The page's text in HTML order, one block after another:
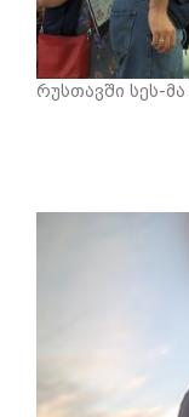
რუსთავში სეს-